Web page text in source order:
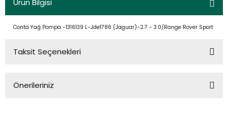
Ürün Bilgisi
Conta Yağ Pompa -1316139 L-Jde1786 (Jaguar)-2.7 - 3.0/Range Rover Sport
Taksit Seçenekleri
Önerileriniz